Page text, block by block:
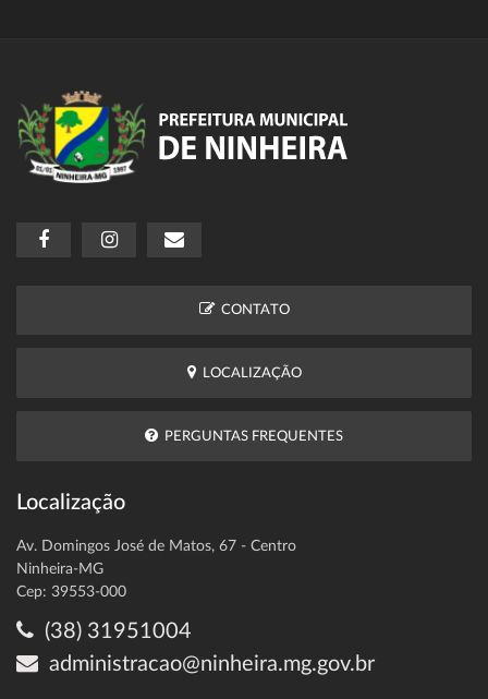
CONTATO
LOCALIZAÇÃO
PERGUNTAS FREQUENTES
Localização
Av. Domingos José de Matos, 67 - Centro
Ninheira-MG
Cep: 39553-000
(38) 31951004
administracao@ninheira.mg.gov.br